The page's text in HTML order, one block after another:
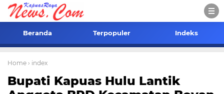
Beranda Terpopuler Indeks
Home › index
Bupati Kapuas Hulu Lantik